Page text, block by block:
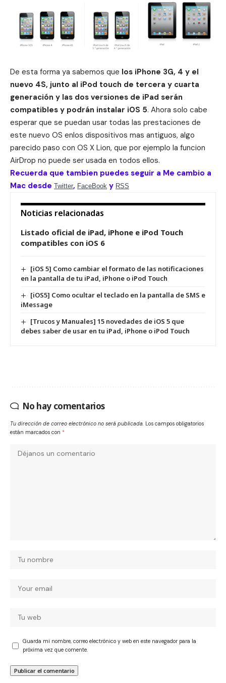
De esta forma ya sabemos que los iPhone 3G, 4 y el
nuevo 4S, junto al iPod touch de tercera y cuarta
generación y las dos versiones de iPad serán
compatibles y podrán instalar iOS 5. Ahora solo cabe
esperar que se puedan usar todas las prestaciones de
este nuevo OS enlos dispositivos mas antiguos, algo
parecido paso con OS X Lion, que por ejemplo la funcion
AirDrop no puede ser usada en todos ellos.
Recuerda que tambien puedes seguir a Me cambio a
Mac desde Twitter, FaceBook y RSS
Noticias relacionadas
Listado oficial de iPad, iPhone e iPod Touch
compatibles con iOS 6
[iOS 5] Como cambiar el formato de las notificaciones
en la pantalla de tu iPad, iPhone o iPod Touch
[iOS5] Como ocultar el teclado en la pantalla de SMS e
iMessage
[Trucos y Manuales] 15 novedades de iOS 5 que
debes saber de usar en tu iPad, iPhone o iPod Touch
No hay comentarios
Tu dirección de correo electrónico no será publicada. Los campos obligatorios
están marcados con *
Guarda mi nombre, correo electrónico y web en este navegador para la
próxima vez que comente.